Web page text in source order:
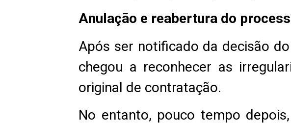
Anulação e reabertura do
Após ser notificado da decisão
chegou a reconhecer as
original de contratação.
No entanto, pouco tempo